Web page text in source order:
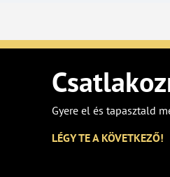
Gyere el és tapasztald
LÉGY TE A KÖVETKEZŐ!